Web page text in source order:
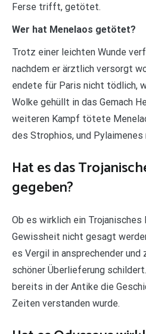
Ferse trifft, getötet.
Wer hat Menelaos getötet?
Trotz einer leichten Wunde
nachdem er ärztlich versorgt
endete für Paris nicht tödlich,
Wolke gehüllt in das Gemach
weiteren Kampf tötete
des Strophios, und Pylaimenes
Hat es das
gegeben?
Ob es wirklich ein Trojanisches
Gewissheit nicht gesagt
es Vergil in ansprechender und
schöner Überlieferung
bereits in der Antike die
Zeiten verstanden wurde.